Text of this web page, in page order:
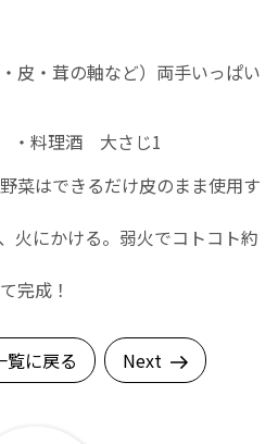
皮・茸の軸など）両手いっぱい
料理酒 大さじ1
菜はできるだけ皮のまま使用す
火にかける。弱火でコトコト約
完成！
覧に戻る Next